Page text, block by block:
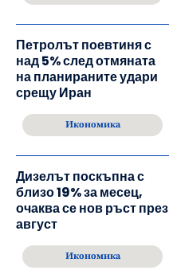
Петролът поевтиня с
над 5% след отмяната
на планираните удари
срещу Иран
Икономика
Дизелът поскъпна с
близо 19% за месец,
очаква се нов ръст през
август
Икономика